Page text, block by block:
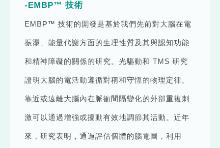
-EMBP™ 技術
EMBP™ 技術的開發是基於我們先前對大腦在電
振盪、能量代謝方面的生理性質及其與認知功能
和精神障礙的關係的研究。光驅動和 TMS 研究
證明大腦的電活動遵循對稱和守恆的物理定律。
靠近或遠離大腦內在脈衝間隔變化的外部重複刺
激可以通過增強或擾動有效地調節其活動。近年
來，研究表明，通過評估個體的腦電圖，利用